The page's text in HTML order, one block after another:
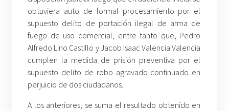
obtuviera auto de formal procesamiento por el
supuesto delito de portación ilegal de arma de
fuego de uso comercial, entre tanto que, Pedro
Alfredo Lino Castillo y Jacob Isaac Valencia Valencia
cumplen la medida de prisión preventiva por el
supuesto delito de robo agravado continuado en
perjuicio de dos ciudadanos.
A los anteriores, se suma el resultado obtenido en